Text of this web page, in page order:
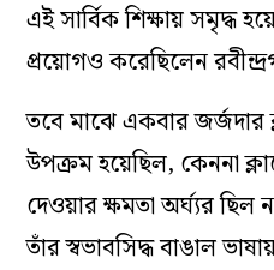
এই সার্বিক শিক্ষায় সমৃদ্ধ
প্রয়োগও করেছিলেন
তবে মাঝে একবার জর্জদার
উপক্রম হয়েছিল, কেননা
দেওয়ার ক্ষমতা অর্ঘ্যর
তাঁর স্বভাবসিদ্ধ বাঙাল